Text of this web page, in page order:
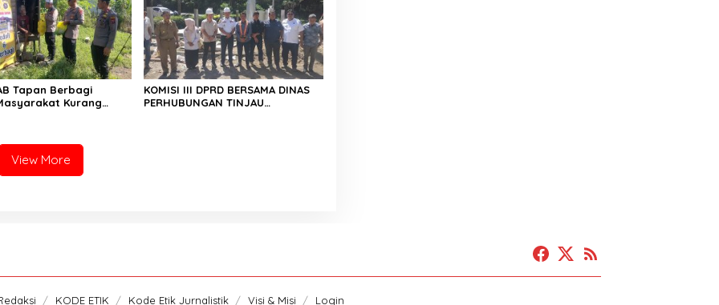
Tapan Berbagi
Kurang
KOMISI III DPRD BERSAMA DINAS
PERHUBUNGAN TINJAU
View More
KODE ETIK Kode Etik Jurnalistik Visi & Misi Login